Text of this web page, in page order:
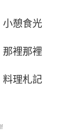
小憩食光
那裡那裡
料理札記